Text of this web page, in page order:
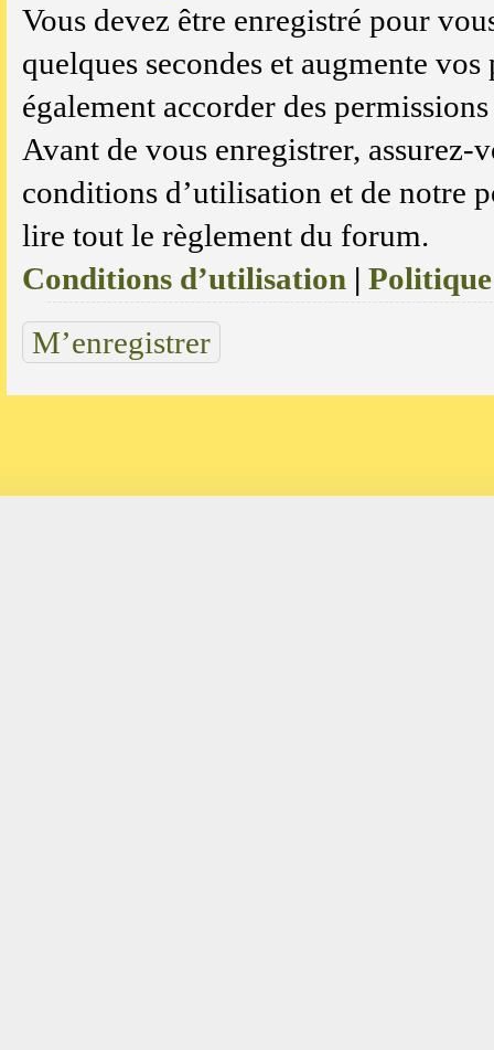
Vous devez être enregistré pour
quelques secondes et augmente
également accorder des
Avant de vous enregistrer, assurez-
conditions d’utilisation et de notre
lire tout le règlement du forum.
Conditions d’utilisation |
M’enregistrer